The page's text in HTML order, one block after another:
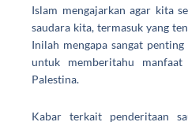
Islam mengajarkan agar kita
saudara kita, termasuk yang
Inilah mengapa sangat
untuk memberitahu
Palestina.
Kabar terkait penderitaan